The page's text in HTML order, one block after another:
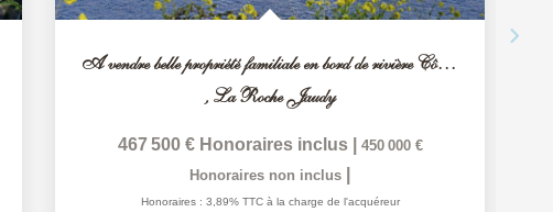
A vendre belle propriété familiale en bord de rivière Côtes...
, La Roche Jaudy
467 500 € Honoraires inclus
450 000 €
Honoraires non inclus
Honoraires : 3,89% TTC à la charge de l'acquéreur